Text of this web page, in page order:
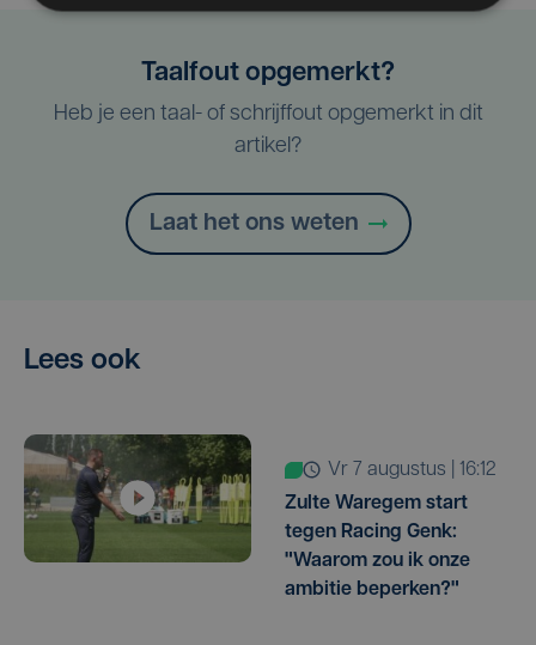
Taalfout opgemerkt?
Heb je een taal- of schrijffout opgemerkt in dit
artikel?
Laat het ons weten
Lees ook
vr 7 augustus | 16:12
Zulte Waregem start
tegen Racing Genk:
"Waarom zou ik onze
ambitie beperken?"